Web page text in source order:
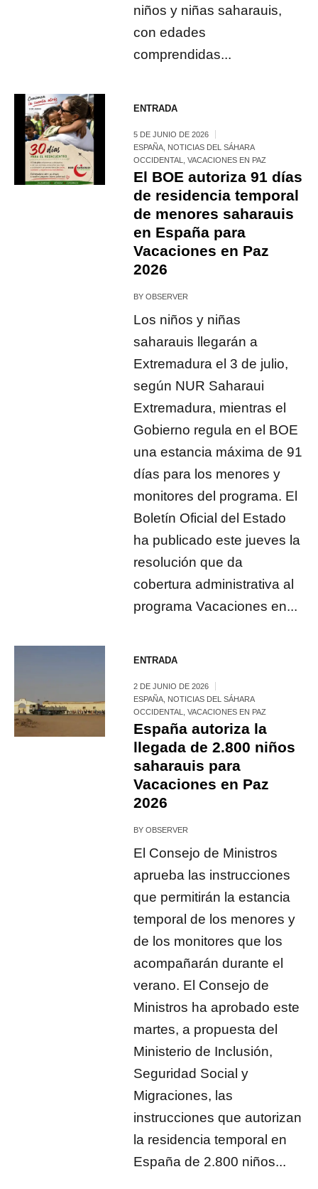
niños y niñas saharauis,
con edades
comprendidas...
ENTRADA
5 DE JUNIO DE 2026
ESPAÑA NOTICIAS DEL SÁHARA
OCCIDENTAL
,VACACIONES EN PAZ
El BOE autoriza 91 días
de residencia temporal
de menores saharauis
en España para
Vacaciones en Paz
2026
BYOBSERVER
Los niños y niñas
saharauis llegarán a
Extremadura el 3 de julio,
según NUR Saharaui
Extremadura, mientras el
Gobierno regula en el BOE
una estancia máxima de 91
días para los menores y
monitores del programa. El
Boletín Oficial del Estado
ha publicado este jueves la
resolución que da
cobertura administrativa al
programa Vacaciones en...
ENTRADA
2 DE JUNIO DE 2026
ESPAÑA NOTICIAS DEL SÁHARA
OCCIDENTAL
,VACACIONES EN PAZ
España autoriza la
llegada de 2.800 niños
saharauis para
Vacaciones en Paz
2026
BYOBSERVER
El Consejo de Ministros
aprueba las instrucciones
que permitirán la estancia
temporal de los menores y
de los monitores que los
acompañarán durante el
verano. El Consejo de
Ministros ha aprobado este
martes, a propuesta del
Ministerio de Inclusión,
Seguridad Social y
Migraciones, las
instrucciones que autorizan
la residencia temporal en
España de 2.800 niños...